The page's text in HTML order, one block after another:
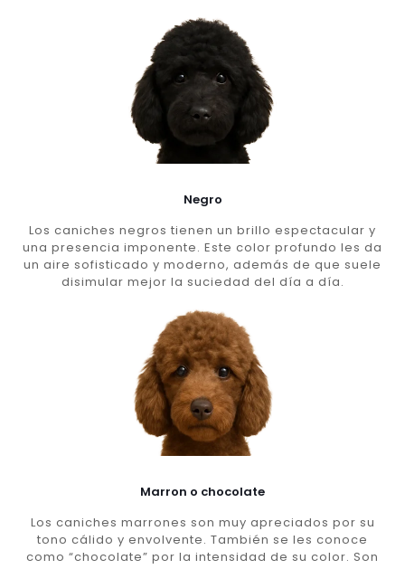
Negro
Los caniches negros tienen un brillo espectacular y
una presencia imponente. Este color profundo les da
un aire sofisticado y moderno, además de que suele
disimular mejor la suciedad del día a día.
Marron o chocolate
Los caniches marrones son muy apreciados por su
tono cálido y envolvente. También se les conoce
como “chocolate” por la intensidad de su color. Son